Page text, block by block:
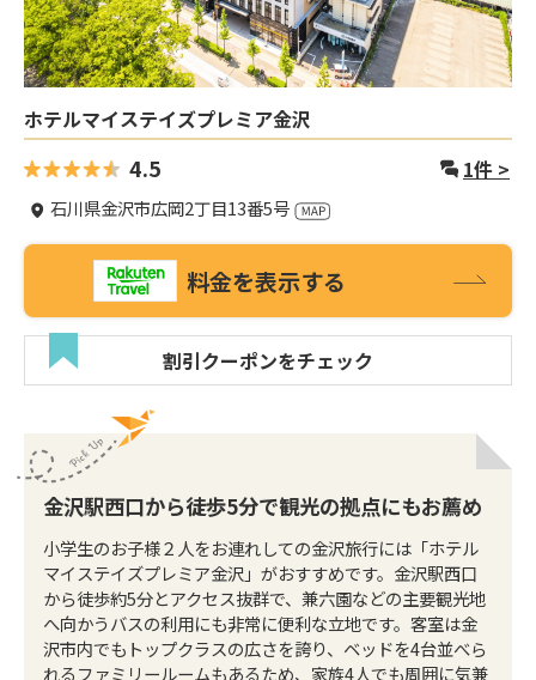
ホテルマイステイズプレミア金沢
4.5 1件 >
石川県金沢市広岡2丁目13番5号
料金を表示する
割引クーポンをチェック
金沢駅西口から徒歩5分で観光の拠点にもお薦め
小学生のお子様２人をお連れしての金沢旅行には「ホテル
マイステイズプレミア金沢」がおすすめです。金沢駅西口
から徒歩約5分とアクセス抜群で、兼六園などの主要観光地
へ向かうバスの利用にも非常に便利な立地です。客室は金
沢市内でもトップクラスの広さを誇り、ベッドを4台並べら
れるファミリールームもあるため、家族4人でも周囲に気兼